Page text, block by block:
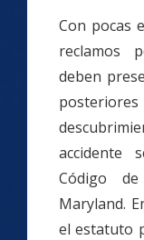
Con pocas
reclamos
deben
accidente
Código
Maryland.
el estatuto